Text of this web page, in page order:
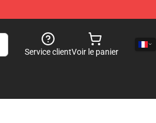
Service clientVoir le panier